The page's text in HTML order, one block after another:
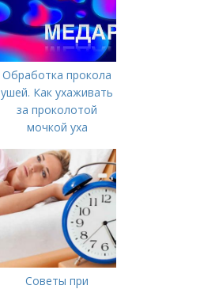
Обработка прокола
ушей. Как ухаживать
за проколотой
мочкой уха
Советы при